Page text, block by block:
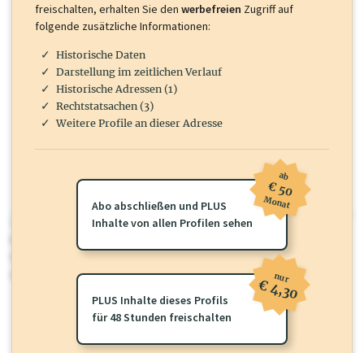
wirtschaft.at PLUS
Sie momentan nicht einsehen können. Schalten Sie dieses Profil frei
oder loggen Sie sich ein um diese Inhalte zu sehen.
freischalten, erhalten Sie den werbefreien Zugriff auf
folgende zusätzliche Informationen:
Historische Daten
Darstellung im zeitlichen Verlauf
Historische Adressen (1)
Rechtstatsachen (3)
Weitere Profile an dieser Adresse
Abo abschließen und PLUS
Inhalte von allen Profilen sehen
ab
€ 50
Monat
PLUS Inhalte dieses Profils
für 48 Stunden freischalten
nur
€ 4,30